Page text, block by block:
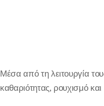
Μέσα από τη λειτουργία
καθαριότητας, ρουχισμό